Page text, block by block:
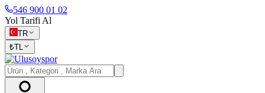
546 900 01 02
Yol Tarifi Al
TR
₺TL